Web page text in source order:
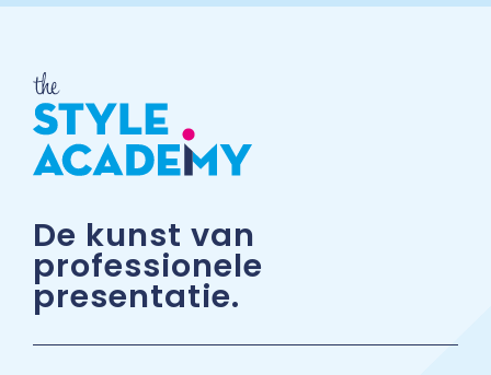
De kunst van
professionele
presentatie.